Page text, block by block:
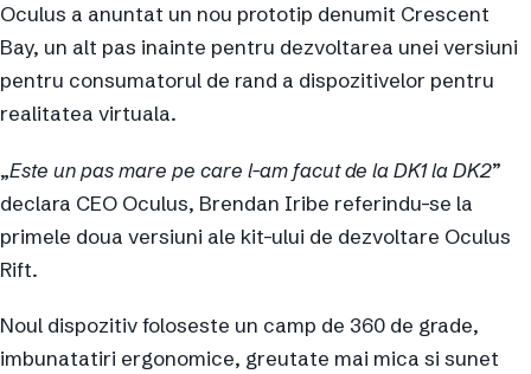
Oculus a anuntat un nou prototip denumit Crescent
Bay, un alt pas inainte pentru dezvoltarea unei versiuni
pentru consumatorul de rand a dispozitivelor pentru
realitatea virtuala.
„Este un pas mare pe care l-am facut de la DK1 la DK2”
declara CEO Oculus, Brendan Iribe referindu-se la
primele doua versiuni ale kit-ului de dezvoltare Oculus
Rift.
Noul dispozitiv foloseste un camp de 360 de grade,
imbunatatiri ergonomice, greutate mai mica si sunet